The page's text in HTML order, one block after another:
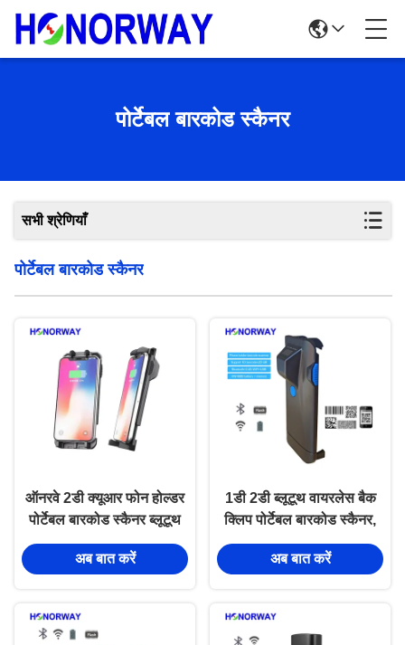
पोर्टेबल बारकोड स्कैनर
सभी श्रेणियाँ
पोर्टेबल बारकोड स्कैनर
ऑनरवे 2डी क्यूआर फोन होल्डर
पोर्टेबल बारकोड स्कैनर ब्लूटूथ
कॉर्डलेस वाईफाई के साथ
एंड्रॉइड आईओएस स्मार्टफोन बैक
अब बात करें
1डी 2डी ब्लूटूथ वायरलेस बैक
क्लिप पोर्टेबल बारकोड स्कैनर,
एंड्रॉइड एप्पल ओएस के लिए
स्मार्टफोन-संचालित स्कैनिंग के
अब बात करें